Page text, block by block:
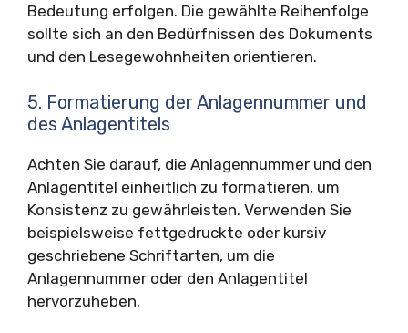
Bedeutung erfolgen. Die gewählte Reihenfolge
sollte sich an den Bedürfnissen des Dokuments
und den Lesegewohnheiten orientieren.
5. Formatierung der Anlagennummer und
des Anlagentitels
Achten Sie darauf, die Anlagennummer und den
Anlagentitel einheitlich zu formatieren, um
Konsistenz zu gewährleisten. Verwenden Sie
beispielsweise fettgedruckte oder kursiv
geschriebene Schriftarten, um die
Anlagennummer oder den Anlagentitel
hervorzuheben.